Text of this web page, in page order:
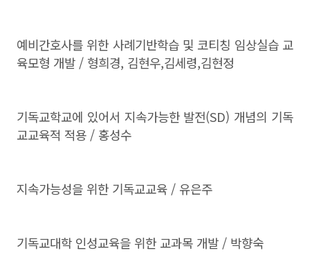
예비간호사를 위한 사례기반학습 및 코티칭 임상실습 교
육모형 개발 / 형희경, 김현우,김세령,김현정
기독교학교에 있어서 지속가능한 발전(SD) 개념의 기독
교교육적 적용 / 홍성수
지속가능성을 위한 기독교교육 / 유은주
기독교대학 인성교육을 위한 교과목 개발 / 박향숙